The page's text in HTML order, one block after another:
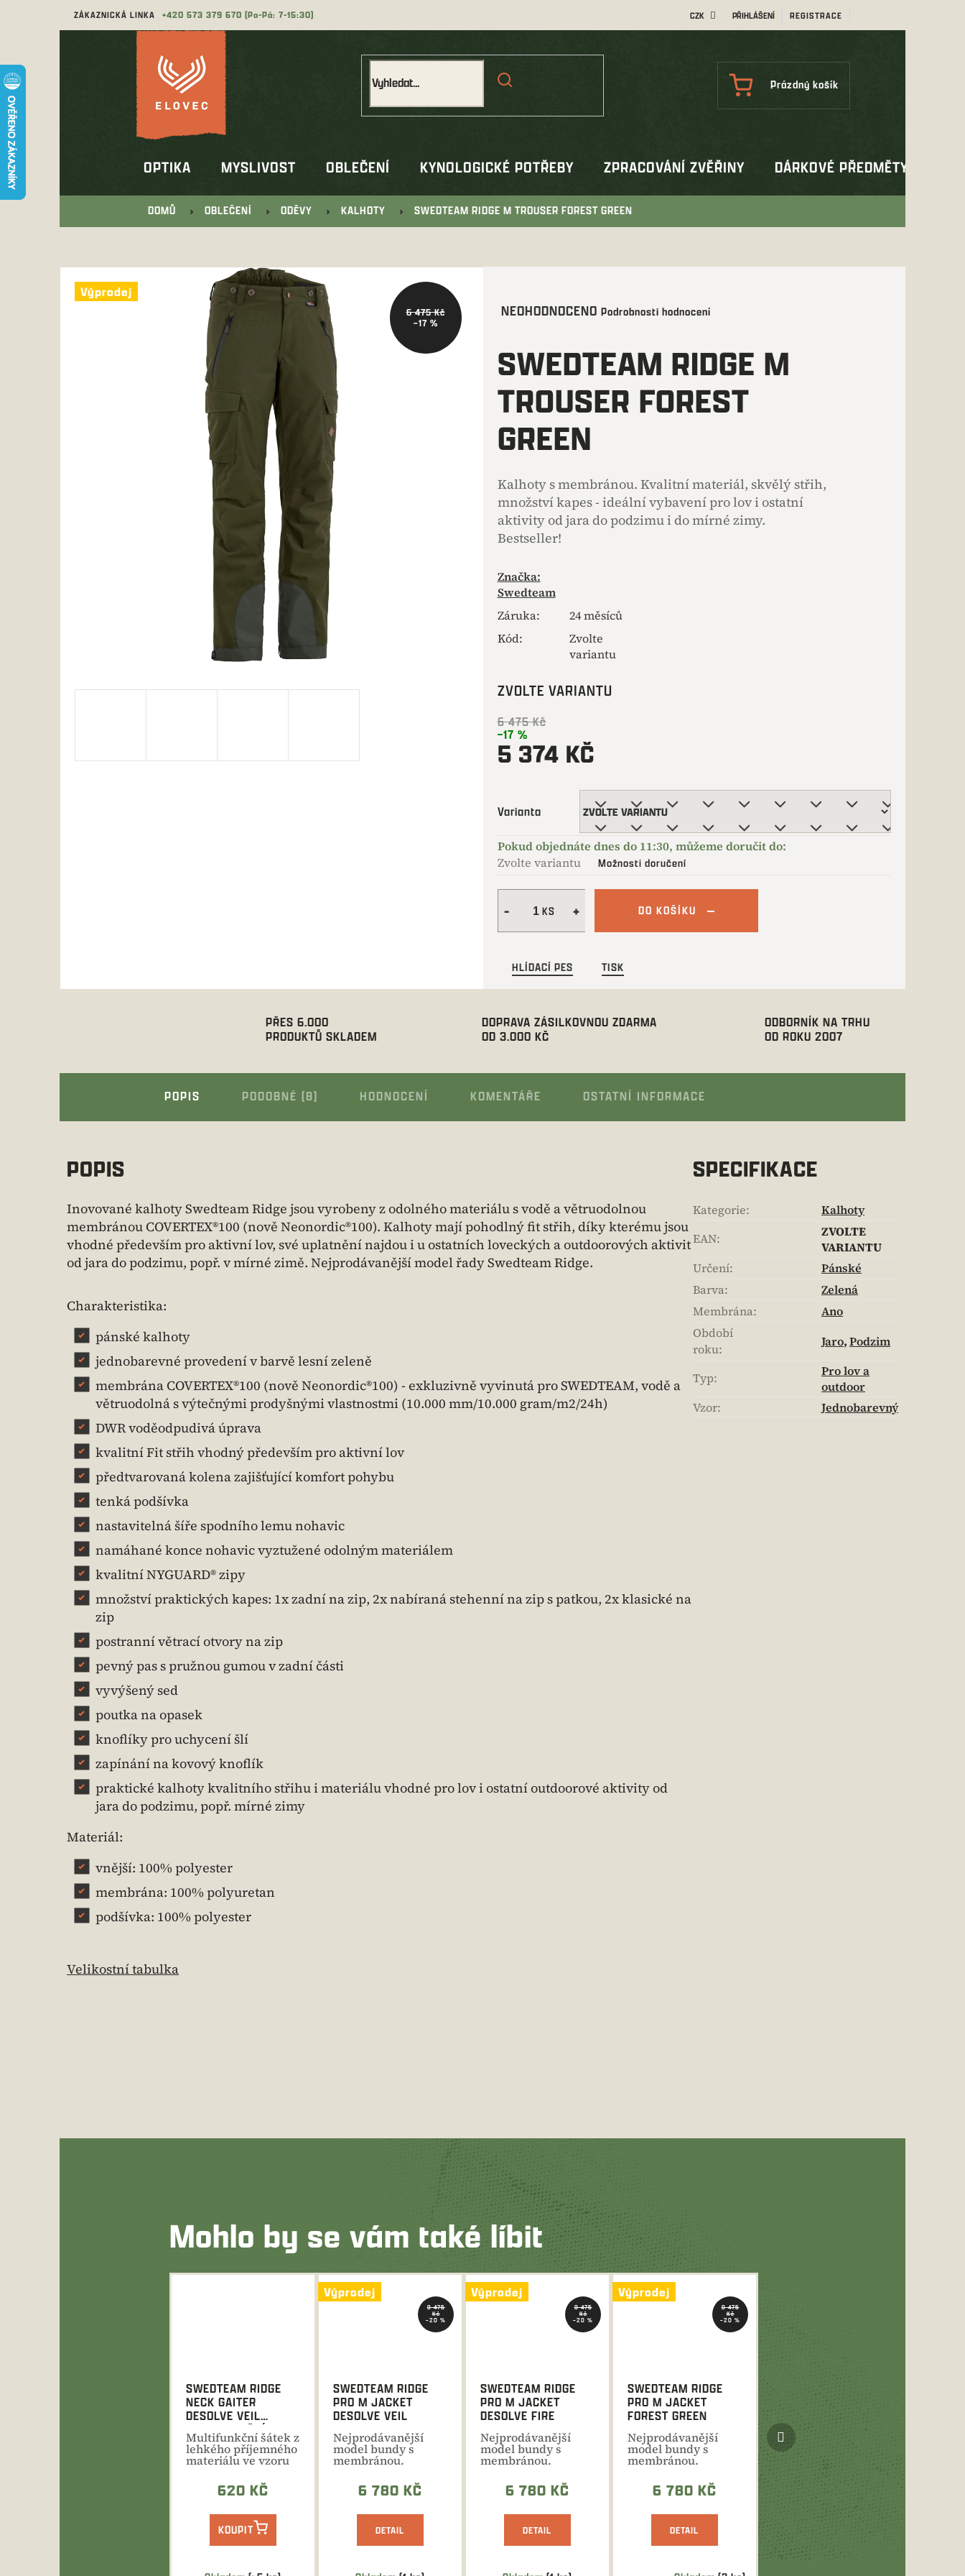
ZÁKAZNICKÁ LINKA 573 379 670 CZK PŘIHLÁŠENÍ REGISTRACE
NÁKUPNÍ
Prázdný košík
OPTIKA MYSLIVOST OBLEČENÍ KYNOLOGICKÉ POTŘEBY ZPRACOVÁNÍ ZVĚŘINY DÁRKOVÉ PŘEDMĚTY
DOMŮ OBLEČENÍ ODĚVY KALHOTY SWEDTEAM RIDGE M TROUSER FOREST GREEN
6 475 Kč
–17 %
Výprodej
Výprodej
Průměrné
je
0,0
z
NEOHODNOCENO Podrobnosti hodnocení
SWEDTEAM RIDGE M
TROUSER FOREST
GREEN
Kalhoty s membránou. Kvalitní materiál, skvělý střih,
množství kapes - ideální vybavení pro lov i ostatní
aktivity od jara do podzimu i do mírné zimy.
Bestseller!
Značka:
Swedteam
Záruka:
24 měsíců
Kód:
Zvolte
variantu
ZVOLTE VARIANTU
6 475 Kč
–17 %
5 374 KČ
Varianta
Zvolte variantu Možnosti doručení
DO KOŠÍKU
HLÍDACÍ PES TISK
PŘES 6.000
PRODUKTŮ SKLADEM
DOPRAVA ZÁSILKOVNOU ZDARMA
OD 3.000 KČ
ODBORNÍK NA TRHU
OD ROKU 2007
POPIS PODOBNÉ (8) HODNOCENÍ KOMENTÁŘE OSTATNÍ INFORMACE
POPIS
Inovované kalhoty Swedteam Ridge jsou vyrobeny z odolného materiálu s vodě a větruodolnou
membránou COVERTEX®100 (nově Neonordic®100). Kalhoty mají pohodlný fit střih, díky kterému jsou
vhodné především pro aktivní lov, své uplatnění najdou i u ostatních loveckých a outdoorových aktivit
od jara do podzimu, popř. v mírné zimě. Nejprodávanější model řady Swedteam Ridge.
Charakteristika:
pánské kalhoty
jednobarevné provedení v barvě lesní zeleně
membrána COVERTEX®100 (nově Neonordic®100) - exkluzivně vyvinutá pro SWEDTEAM, vodě a
větruodolná s výtečnými prodyšnými vlastnostmi (10.000 mm/10.000 gram/m2/24h)
DWR voděodpudivá úprava
kvalitní Fit střih vhodný především pro aktivní lov
předtvarovaná kolena zajišťující komfort pohybu
tenká podšívka
nastavitelná šíře spodního lemu nohavic
namáhané konce nohavic vyztužené odolným materiálem
kvalitní NYGUARD® zipy
množství praktických kapes: 1x zadní na zip, 2x nabíraná stehenní na zip s patkou, 2x klasické na
zip
postranní větrací otvory na zip
pevný pas s pružnou gumou v zadní části
vyvýšený sed
poutka na opasek
knoflíky pro uchycení šlí
zapínání na kovový knoflík
praktické kalhoty kvalitního střihu i materiálu vhodné pro lov i ostatní outdoorové aktivity od
jara do podzimu, popř. mírné zimy
Materiál:
vnější: 100% polyester
membrána: 100% polyuretan
podšívka: 100% polyester
Velikostní tabulka
SPECIFIKACE
Kategorie:
Kalhoty
EAN:
ZVOLTE
VARIANTU
Určení:
Pánské
Barva:
Zelená
Membrána:
Ano
Období
roku: Jaro,Podzim
Typ:
Pro lov a
outdoor
Vzor: Jednobarevný
Mohlo by se vám také líbit
SWEDTEAM RIDGE
NECK GAITER
DESOLVE VEIL
MULTIFUNKČNÍ
ŠÁTEK
Multifunkční šátek z
lehkého příjemného
materiálu ve vzoru
620 KČ
KOUPIT
Výprodej
8 475
Kč
–20 %
SWEDTEAM RIDGE
PRO M JACKET
DESOLVE VEIL
Nejprodávanější
model bundy s
membránou.
skvělý střih,...
6 780 KČ
DETAIL
Výprodej
8 475
Kč
–20 %
SWEDTEAM RIDGE
PRO M JACKET
DESOLVE FIRE
Nejprodávanější
model bundy s
membránou.
skvělý střih,...
6 780 KČ
DETAIL
Výprodej
8 475
Kč
–20 %
SWEDTEAM RIDGE
PRO M JACKET
FOREST GREEN
Nejprodávanější
model bundy s
membránou.
skvělý střih,...
6 780 KČ
DETAIL
Další
produkt